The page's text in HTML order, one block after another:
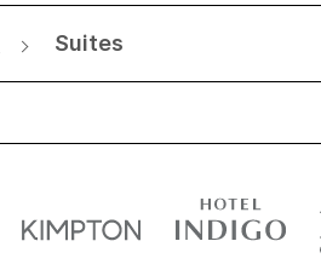
Suites